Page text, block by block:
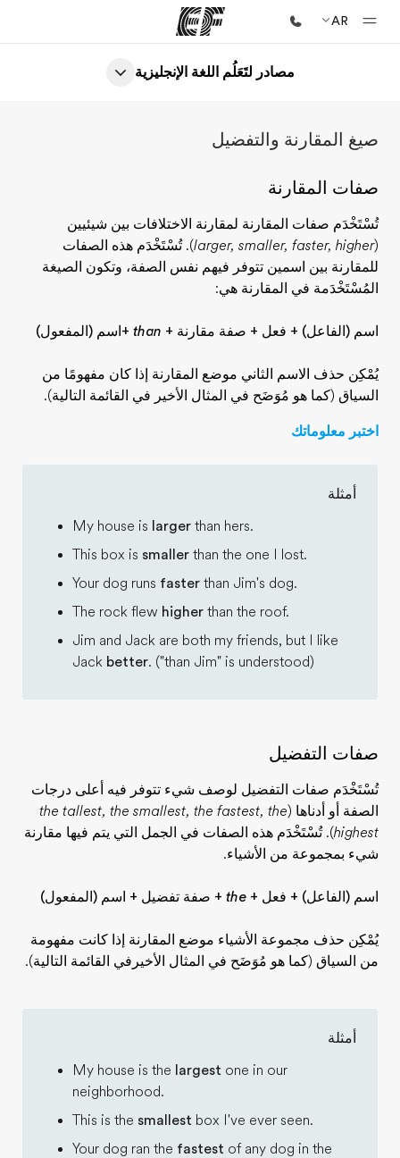
AR
الصفحة الرئيسية
برامج
شاهد كل ما نقوم به
مكاتب
أعثر على مكتب قريب منك
نبذة عنا
وظائف
إنضم إلى الفريق
مصادر لتَعَلُم اللغة الإنجليزية
صيغ المقارنة والتفضيل
صفات المقارنة
تُسْتَخْدَم صفات المقارنة لمقارنة الاختلافات بين شيئيين
(
larger, smaller, faster, higher). تُسْتَخْدَم هذه الصفات
للمقارنة بين اسمين تتوفر فيهم نفس الصفة، وتكون الصيغة
المُسْتَخْدَمة في المقارنة هي:
اسم (الفاعل) + فعل + صفة مقارنة + than +اسم (المفعول)
يُمْكِن حذف الاسم الثاني موضع المقارنة إذا كان مفهومًا من
السياق (كما هو مُوَضَح في المثال الأخير في القائمة التالية).
اختبر معلوماتك
أمثلة
My house is larger than hers.
This box is smaller than the one I lost.
Your dog runs faster than Jim's dog.
The rock flew higher than the roof.
Jim and Jack are both my friends, but I like
Jack better. ("than Jim" is understood)
صفات التفضيل
تُسْتَخْدَم صفات التفضيل لوصف شيء تتوفر فيه أعلى درجات
الصفة أو أدناها (the tallest, the smallest, the fastest, the
highest). تُسْتَخْدَم هذه الصفات في الجمل التي يتم فيها مقارنة
شيء بمجموعة من الأشياء.
اسم (الفاعل) + فعل + the + صفة تفضيل + اسم (المفعول)
يُمْكِن حذف مجموعة الأشياء موضع المقارنة إذا كانت مفهومة
من السياق (كما هو مُوَضَح في المثال الأخيرفي القائمة التالية).
أمثلة
My house is the largest one in our
neighborhood.
This is the smallest box I've ever seen.
Your dog ran the fastest of any dog in the